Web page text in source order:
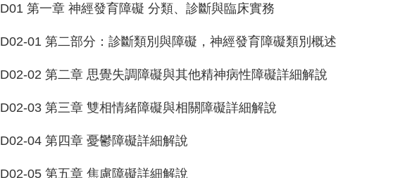
D01 第一章 神經發育障礙 分類、診斷與臨床實務
D02-01 第二部分：診斷類別與障礙，神經發育障礙類別概述
D02-02 第二章 思覺失調障礙與其他精神病性障礙詳細解說
D02-03 第三章 雙相情緒障礙與相關障礙詳細解說
D02-04 第四章 憂鬱障礙詳細解說
D02-05 第五章 焦慮障礙詳細解說